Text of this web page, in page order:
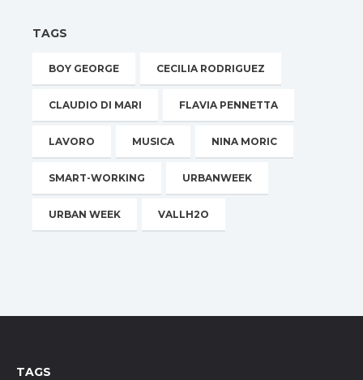
TAGS
BOY GEORGE CECILIA RODRIGUEZ
CLAUDIO DI MARI FLAVIA PENNETTA
LAVORO MUSICA NINA MORIC
SMART-WORKING URBANWEEK
URBAN WEEK VALLH2O
TAGS